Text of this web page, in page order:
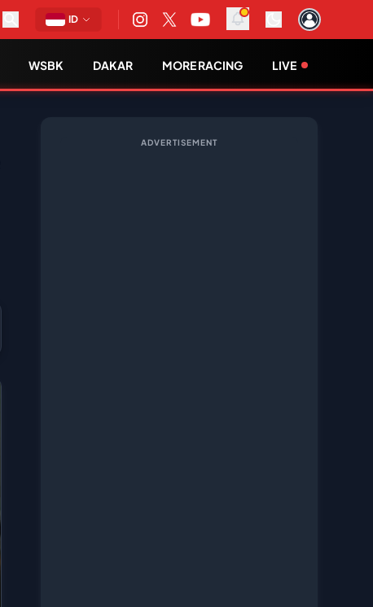
ID
WSBK DAKAR MORE RACING LIVE
ADVERTISEMENT